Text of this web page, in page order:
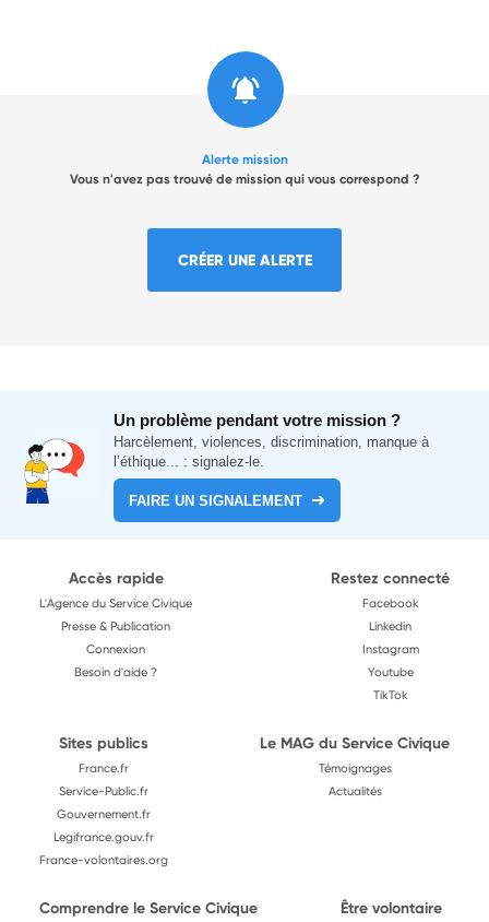
Alerte mission
Vous n'avez pas trouvé de mission qui vous correspond ?
CRÉER UNE ALERTE
Un problème pendant votre mission ?
Harcèlement, violences, discrimination, manque à
l’éthique... : signalez-le.
FAIRE UN SIGNALEMENT
Accès rapide
L'Agence du Service Civique
Presse & Publication
Connexion
Besoin d'aide ?
Restez connecté
Facebook
Linkedin
Instagram
Youtube
TikTok
Sites publics
France.fr
Service-Public.fr
Gouvernement.fr
Legifrance.gouv.fr
France-volontaires.org
Le MAG du Service Civique
Témoignages
Actualités
Comprendre le Service Civique Être volontaire